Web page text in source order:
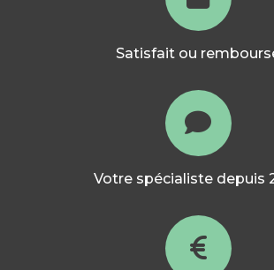
Satisfait ou
Votre spécialiste depuis